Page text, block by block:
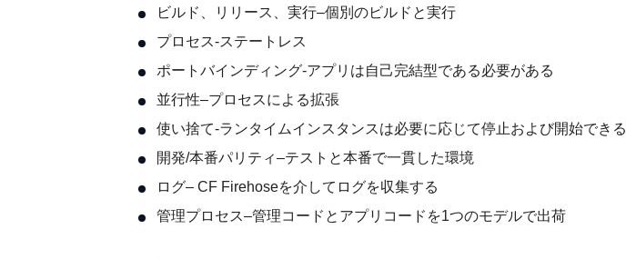
ビルド、リリース、実行–個別のビルドと実行
プロセス-ステートレス
ポートバインディング-アプリは自己完結型である必要がある
並行性–プロセスによる拡張
使い捨て-ランタイムインスタンスは必要に応じて停止および開始できる
開発/本番パリティ–テストと本番で一貫した環境
ログ– CF Firehoseを介してログを収集する
管理プロセス–管理コードとアプリコードを1つのモデルで出荷